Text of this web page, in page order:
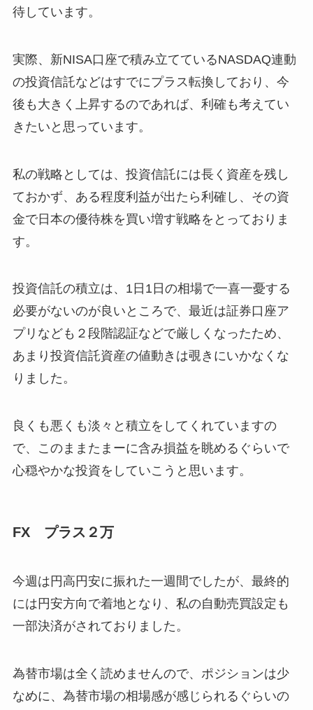
待しています。
実際、新NISA口座で積み立てているNASDAQ連動
の投資信託などはすでにプラス転換しており、今
後も大きく上昇するのであれば、利確も考えてい
きたいと思っています。
私の戦略としては、投資信託には長く資産を残し
ておかず、ある程度利益が出たら利確し、その資
金で日本の優待株を買い増す戦略をとっておりま
す。
投資信託の積立は、1日1日の相場で一喜一憂する
必要がないのが良いところで、最近は証券口座ア
プリなども２段階認証などで厳しくなったため、
あまり投資信託資産の値動きは覗きにいかなくな
りました。
良くも悪くも淡々と積立をしてくれていますの
で、このままたまーに含み損益を眺めるぐらいで
心穏やかな投資をしていこうと思います。
FX プラス２万
今週は円高円安に振れた一週間でしたが、最終的
には円安方向で着地となり、私の自動売買設定も
一部決済がされておりました。
為替市場は全く読めませんので、ポジションは少
なめに、為替市場の相場感が感じられるぐらいの